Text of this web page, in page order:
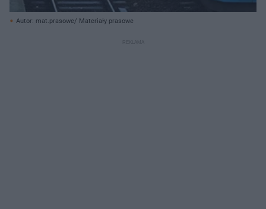
Autor: mat.prasowe/ Materiały prasowe